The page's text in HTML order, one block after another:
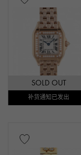
SOLD OUT
补货通知已发出